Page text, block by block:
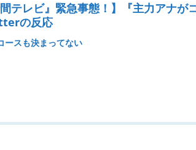
間テレビ』緊急事態！】『主力アナが
の反応
ースも決まってない